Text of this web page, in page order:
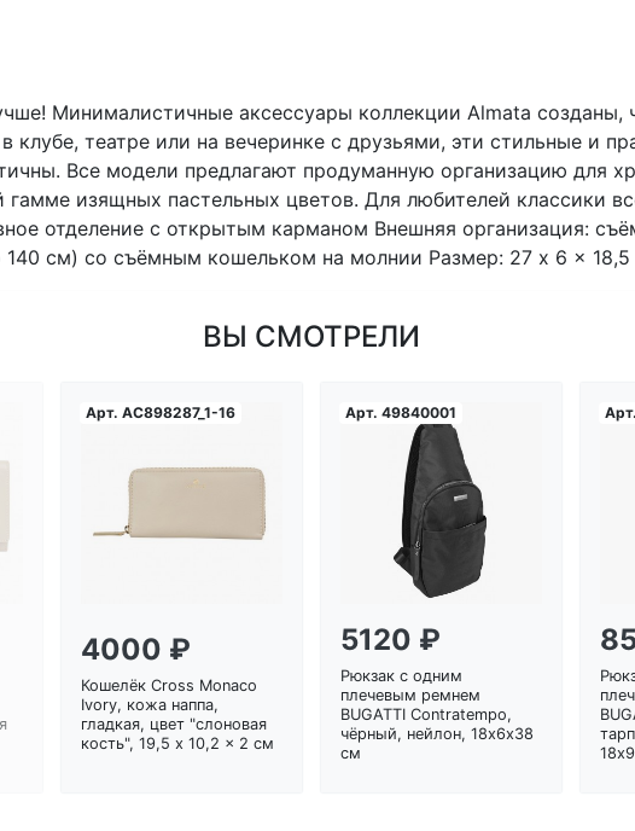
Минималистичные аксессуары коллекции Almata созданы,
театре или на вечеринке с друзьями, эти стильные и
Все модели предлагают продуманную организацию для
изящных пастельных цветов. Для любителей классики
отделение с открытым карманом Внешняя организация:
см) со съёмным кошельком на молнии Размер: 27 x 6 x 18,5
ВЫ СМОТРЕЛИ
Арт. AC898287_1-16
4000 ₽
Кошелёк Cross Monaco
Ivory, кожа наппа,
гладкая, цвет "слоновая
кость", 19,5 x 10,2 x 2 см
Арт. 49840001
Загрузка...
5120 ₽
Рюкзак с одним
плечевым ремнем
BUGATTI Contratempo,
чёрный, нейлон, 18х6х38
см
Арт.